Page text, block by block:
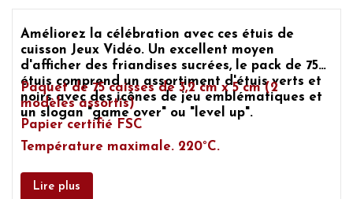
Améliorez la célébration avec ces étuis de
cuisson Jeux Vidéo. Un excellent moyen
d'afficher des friandises sucrées, le pack de 75
étuis comprend un assortiment d'étuis verts et
noirs avec des icônes de jeu emblématiques et
un slogan "game over" ou "level up".
Paquet de 75 caisses de 3,2 cm x 5 cm (2
modèles assortis)
Papier certifié FSC
Température maximale. 220°C.
Lire plus